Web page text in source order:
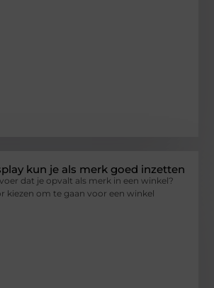
kun je als merk goed inzetten
dat je opvalt als merk in een winkel?
kiezen om te gaan voor een winkel